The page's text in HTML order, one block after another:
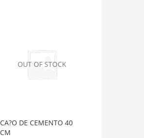
OUT OF STOCK
CA?O DE CEMENTO 40
CM